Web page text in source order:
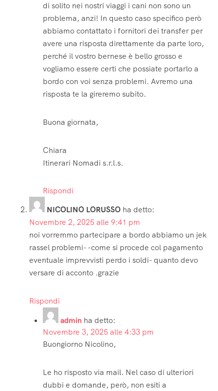
di solito nei nostri viaggi i cani non sono un
problema, anzi! In questo caso specifico però
abbiamo contattato i fornitori dei transfer per
avere una risposta direttamente da parte loro,
perché il vostro bernese è bello grosso e
vogliamo essere certi che possiate portarlo a
bordo con voi senza problemi. Avremo una
risposta te la gireremo subito.
Buona giornata,
Chiara
Itinerari Nomadi s.r.l.s.
Rispondi
NICOLINO LORUSSO ha detto:
Novembre 2, 2025 alle 9:41 pm
noi vorremmo partecipare a bordo abbiamo un jek
rassel problemi- -come si procede col pagamento
eventuale imprevvisti perdo i soldi- quanto devo
versare di acconto .grazie
Rispondi
admin ha detto:
Novembre 3, 2025 alle 4:33 pm
Buongiorno Nicolino,
Le ho risposto via mail. Nel caso di ulteriori
dubbi e domande, però, non esiti a